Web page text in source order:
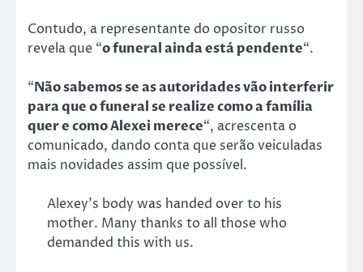
Contudo, a representante do opositor russo
revela que “o funeral ainda está pendente“.
“Não sabemos se as autoridades vão interferir
para que o funeral se realize como a família
quer e como Alexei merece“, acrescenta o
comunicado, dando conta que serão veiculadas
mais novidades assim que possível.
Alexey's body was handed over to his
mother. Many thanks to all those who
demanded this with us.